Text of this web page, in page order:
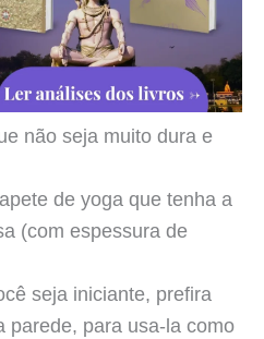
não seja muito dura e
de yoga que tenha a
(com espessura de
seja iniciante, prefira
parede, para usa-la como